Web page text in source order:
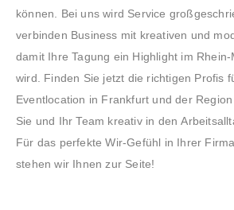
können. Bei uns wird Service
verbinden Business mit kreativen und
damit Ihre Tagung ein Highlight im
wird. Finden Sie jetzt die richtigen Profis
Eventlocation in Frankfurt und der
Sie und Ihr Team kreativ in den
Für das perfekte Wir-Gefühl in Ihrer
stehen wir Ihnen zur Seite!